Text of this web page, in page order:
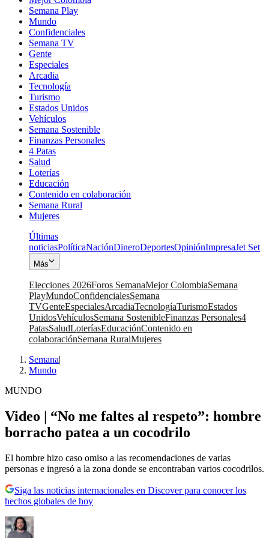
Semana Play
Mundo
Confidenciales
Semana TV
Gente
Especiales
Arcadia
Tecnología
Turismo
Estados Unidos
Vehículos
Semana Sostenible
Finanzas Personales
4 Patas
Salud
Loterías
Educación
Contenido en colaboración
Semana Rural
Mujeres
Últimas
noticiasPolíticaNaciónDineroDeportesOpiniónImpresaJet Set
Más
Elecciones 2026Foros SemanaMejor ColombiaSemana
PlayMundoConfidencialesSemana
TVGenteEspecialesArcadiaTecnologíaTurismoEstados
UnidosVehículosSemana SostenibleFinanzas Personales4
PatasSaludLoteríasEducaciónContenido en
colaboraciónSemana RuralMujeres
Semana|
Mundo
MUNDO
Video | “No me faltes al respeto”: hombre
borracho patea a un cocodrilo
El hombre hizo caso omiso a las recomendaciones de varias
personas e ingresó a la zona donde se encontraban varios cocodrilos.
Siga las noticias internacionales en Discover para conocer los
hechos globales de hoy